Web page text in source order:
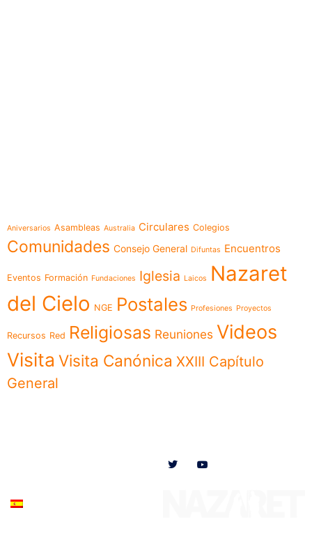
Aniversarios Asambleas Australia Circulares Colegios
Comunidades Consejo General Difuntas Encuentros
Eventos Formación Fundaciones Iglesia Laicos
Nazaret
del Cielo NGE Postales Profesiones Proyectos
Recursos Red Religiosas Reuniones Videos
Visita Visita Canónica XXIII Capítulo
General